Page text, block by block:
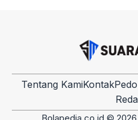
Tentang KamiKontak
Bolapedia.co.id ©